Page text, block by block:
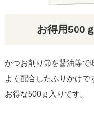
お得用500
かつお削り節を醤油等で
よく配合したふりかけで
お得な500ｇ入りです。